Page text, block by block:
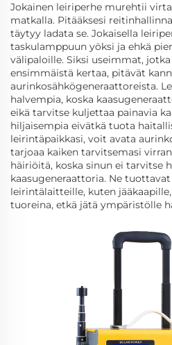
Jokainen leiriperhe murehtii
matkalla. Pitääksesi
täytyy ladata se. Jokaisella
taskulamppuun yöksi ja ehkä
välipaloille. Siksi useimmat,
ensimmäistä kertaa, pitävät
aurinkosähkögeneraattoreista.
halvempia, koska
eikä tarvitse kuljettaa painavia
hiljaisempia eivätkä tuota
leirintäpaikkasi, voit avata
tarjoaa kaiken tarvitsemasi
häiriöitä, koska sinun ei tarvitse
kaasugeneraattoria. Ne
leirintälaitteille, kuten
tuoreina, etkä jätä ympäristölle